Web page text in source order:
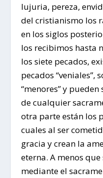
lujuria, pereza,
del cristianismo los
en los siglos
los recibimos hasta
los siete pecados,
pecados “veniales”,
“menores” y
de cualquier
otra parte están los
cuales al ser
gracia y crean la
eterna. A menos
mediante el